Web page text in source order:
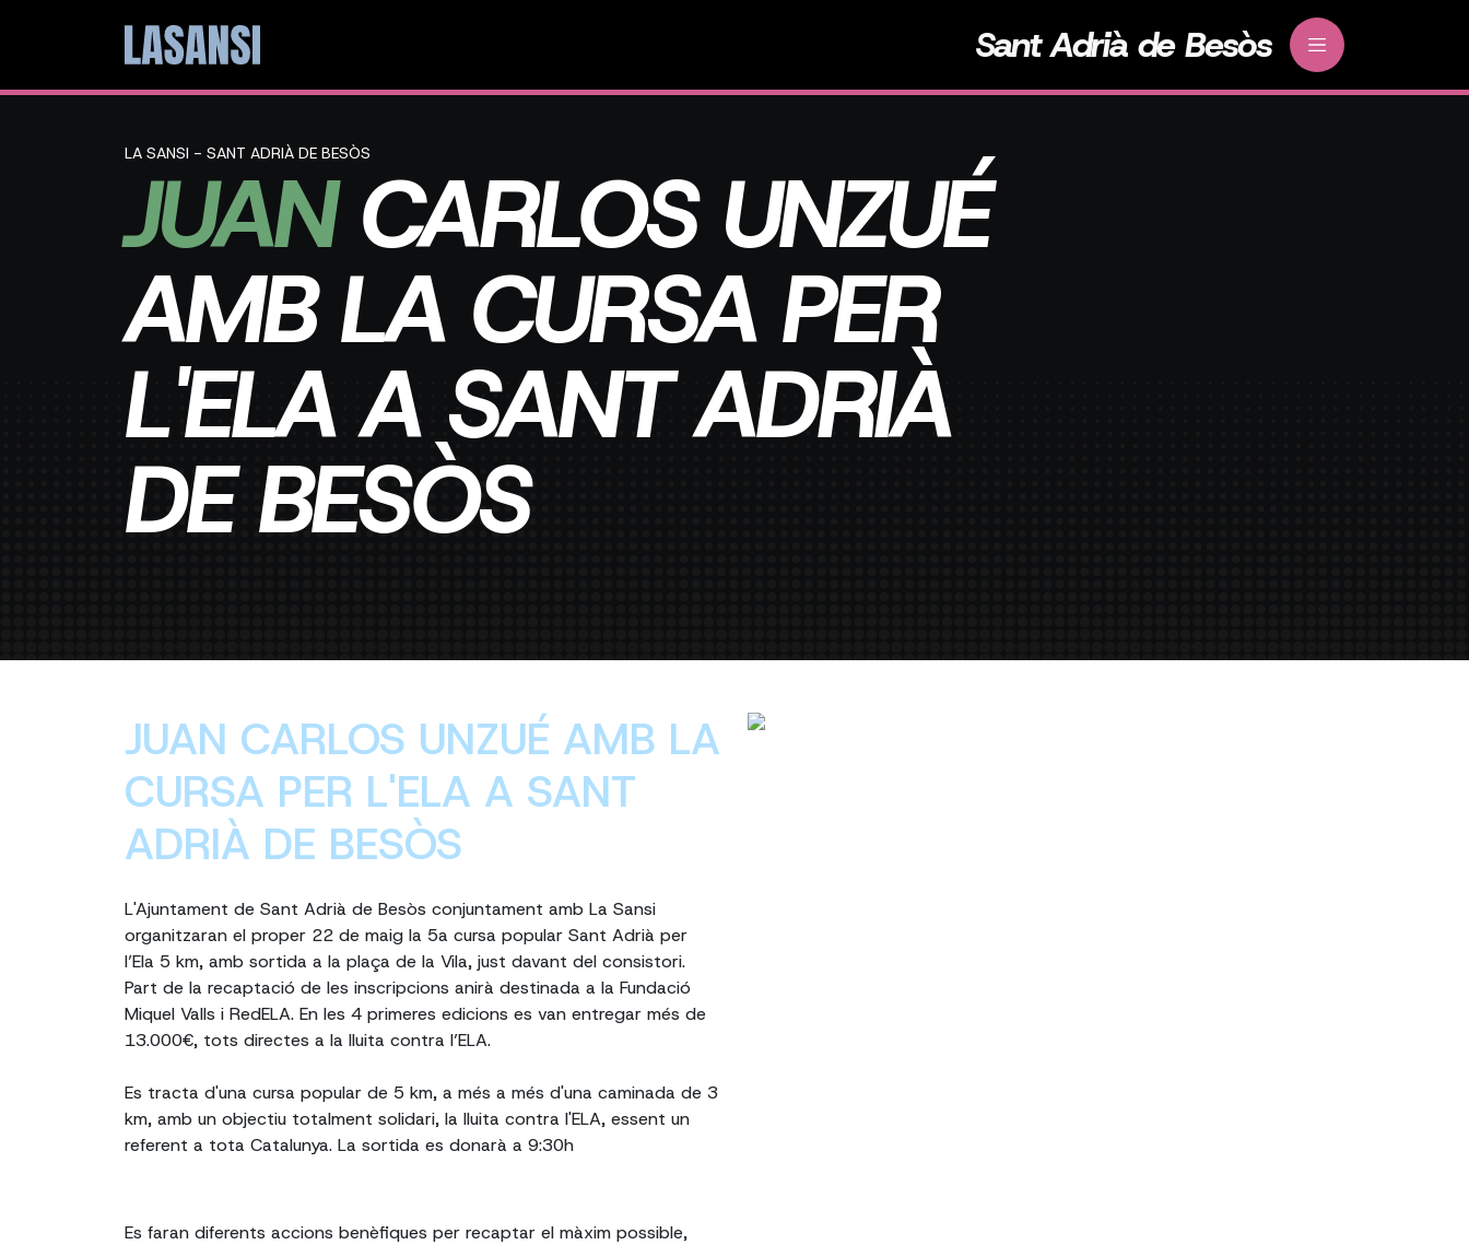
Sant Adrià de Besòs
LA SANSI - SANT ADRIÀ DE BESÒS
JUAN CARLOS UNZUÉ
AMB LA CURSA PER
L'ELA A SANT ADRIÀ
DE BESÒS
JUAN CARLOS UNZUÉ AMB LA
CURSA PER L'ELA A SANT
ADRIÀ DE BESÒS
L'Ajuntament de Sant Adrià de Besòs conjuntament amb La Sansi
organitzaran el proper 22 de maig la 5a cursa popular Sant Adrià per
l’Ela 5 km, amb sortida a la plaça de la Vila, just davant del consistori.
Part de la recaptació de les inscripcions anirà destinada a la Fundació
Miquel Valls i RedELA. En les 4 primeres edicions es van entregar més de
13.000€, tots directes a la lluita contra l’ELA.
Es tracta d'una cursa popular de 5 km, a més a més d'una caminada de 3
km, amb un objectiu totalment solidari, la lluita contra l'ELA, essent un
referent a tota Catalunya. La sortida es donarà a 9:30h
Es faran diferents accions benèfiques per recaptar el màxim possible,